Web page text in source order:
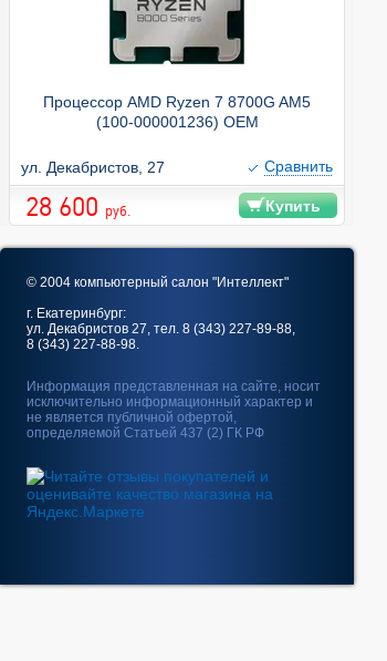
Процессор AMD Ryzen 7 8700G AM5
(100-000001236) OEM
ул. Декабристов, 27 Cравнить
28 600 руб. Купить
© 2004 компьютерный салон "Интеллект"
г. Екатеринбург:
ул. Декабристов 27, тел. 8 (343) 227-89-88,
8 (343) 227-88-98.
Информация представленная на сайте, носит
исключительно информационный характер и
не является публичной офертой,
определяемой Статьей 437 (2) ГК РФ